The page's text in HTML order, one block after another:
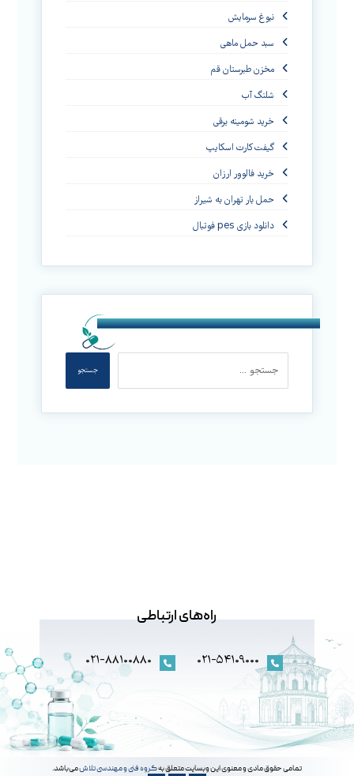
نبوغ سرمایش
سبد حمل ماهی
مخزن طبرستان قم
شلنگ آب
خرید شومینه برقی
گیفت کارت اسکایپ
خرید فالوور ارزان
حمل بار تهران به شیراز
دانلود بازی pes فوتبال
جستجو
راه‌های ارتباطی
۰۲۱-۵۴۱۰۹۰۰۰ ۰۲۱-۸۸۱۰۰۸۸۰
تمامی حقوق مادی و معنوی این وبسایت متعلق بهگروه فنی و مهندسی تلاشمی‌باشد.